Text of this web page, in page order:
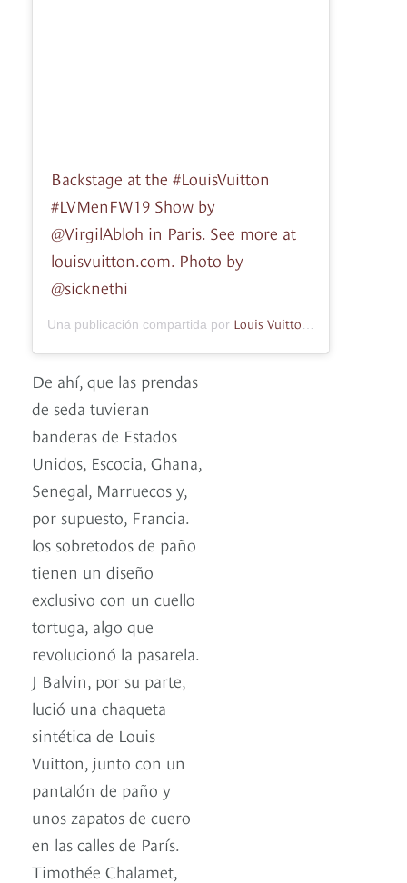
Backstage at the #LouisVuitton
#LVMenFW19 Show by
@VirgilAbloh in Paris. See more at
louisvuitton.com. Photo by
@sicknethi
Una publicación compartida por Louis Vuitton Official
De ahí, que las prendas
de seda tuvieran
banderas de Estados
Unidos, Escocia, Ghana,
Senegal, Marruecos y,
por supuesto, Francia.
los sobretodos de paño
tienen un diseño
exclusivo con un cuello
tortuga, algo que
revolucionó la pasarela.
J Balvin, por su parte,
lució una chaqueta
sintética de Louis
Vuitton, junto con un
pantalón de paño y
unos zapatos de cuero
en las calles de París.
Timothée Chalamet,